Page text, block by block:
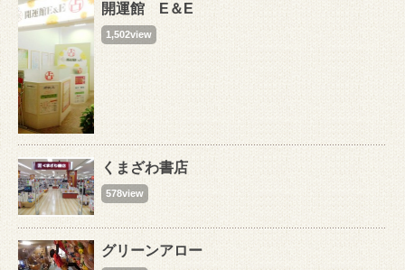
開運館 E＆E
1,502view
くまざわ書店
578view
グリーンアロー